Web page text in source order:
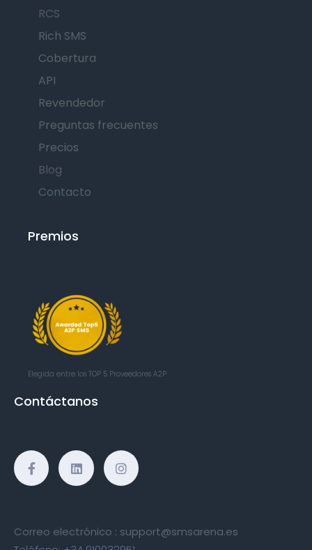
RCS
Rich SMS
Cobertura
API
Revendedor
Preguntas frecuentes
Precios
Blog
Contacto
Premios
Elegida entre los TOP 5 Proveedores A2P
Contáctanos
Correo electrónico : support@smsarena.es